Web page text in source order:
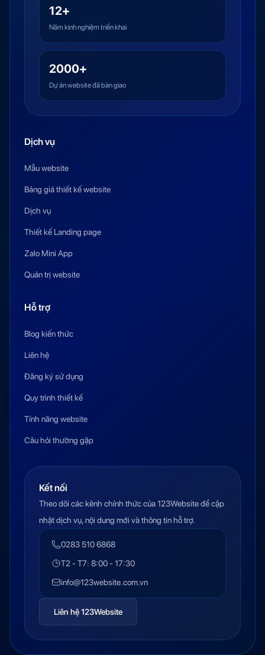
12+
Năm kinh nghiệm triển khai
2000+
Dự án website đã bàn giao
Dịch vụ
Mẫu website
Bảng giá thiết kế website
Dịch vụ
Thiết kế Landing page
Zalo Mini App
Quản trị website
Hỗ trợ
Blog kiến thức
Liên hệ
Đăng ký sử dụng
Quy trình thiết kế
Tính năng website
Câu hỏi thường gặp
Kết nối
Theo dõi các kênh chính thức của 123Website để cập
nhật dịch vụ, nội dung mới và thông tin hỗ trợ.
0283 510 6868
T2 - T7: 8:00 - 17:30
info@123website.com.vn
Liên hệ 123Website